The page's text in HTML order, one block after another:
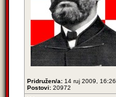
Pridružen/a: 14 ruj 2009, 16:26
Postovi: 20972